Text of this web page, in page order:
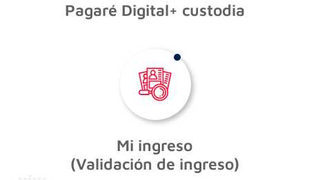
Pagaré Digital+ custodia
Mi ingreso
(Validación de ingreso)